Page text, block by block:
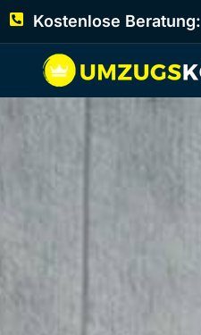
Kostenlose Beratung: